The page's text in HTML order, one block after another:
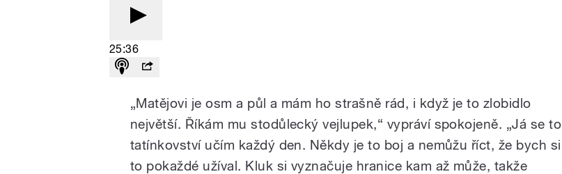
25:36
„Matějovi je osm a půl a mám ho strašně rád, i když je to zlobidlo
největší. Říkám mu stodůlecký vejlupek,“ vypráví spokojeně. „Já se to
tatínkovství učím každý den. Někdy je to boj a nemůžu říct, že bych si
to pokaždé užíval. Kluk si vyznačuje hranice kam až může, takže